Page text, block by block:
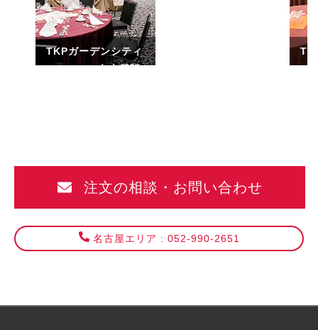
TKPガーデンシティ
PREMIUM名古屋駅
注文の相談・お問い合わせ
名古屋エリア : 052-990-2651